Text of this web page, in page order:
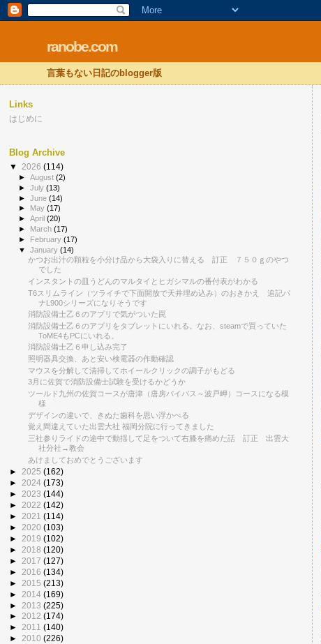
ranobe.com
言葉もない日記のblogger版
Links
はじめに
Blog Archive
▼ 2026 (114)
►August(2)
►July(13)
►June(14)
►
May(17)
►April(20)
► March(17)
► February(17)
▼January(14)
かつお出汁の顆粒を小分け品から大袋入りに替える 訂正 ７５０ｇのやつ
でした
インスタントの皿うどんのマルタイとヒガシマルの番付表がわかる
T6スリムライン（ツライチで下面開放で天井埋め込み）のおきかえ 追記パ
ナL900シリーズになりそうです
消防設備士乙６のアプリで気がついた罠
消防設備士乙６のアプリをタブレットにいれる。なお、steamで買っていた
ToME4もPCにいれる。
消防設備士乙６申し込み完了
照明器具交換、あと安い検電器の作動確認
マウスを分解して清掃してホイールクリックの調子がもどる
3月に佐賀で消防設備士試験を受けるかどうか
ツールド九州の佐賀コースが唐津（唐房バイパス～波戸岬）コースになる模
様
デザインの違いで、きぬた歯科を思い浮かべる
覚え間違えていた出雲大社 福岡分院に行ってきました
三社参りライドの途中で動揺して足をついて右膝を痛めた話 訂正 出雲大
社分社→教会
あけましておめでとうございます
► 2025 (162)
► 2024 (173)
► 2023 (144)
► 2022 (142)
► 2021 (114)
► 2020 (103)
► 2019 (102)
► 2018 (120)
► 2017 (127)
► 2016 (134)
► 2015 (213)
► 2014 (169)
► 2013 (225)
► 2012 (174)
► 2011 (140)
► 2010 (226)